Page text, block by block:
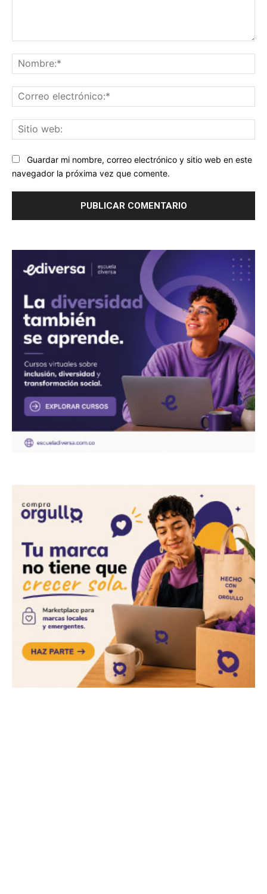
Guardar mi nombre, correo electrónico y sitio web en este
navegador la próxima vez que comente.